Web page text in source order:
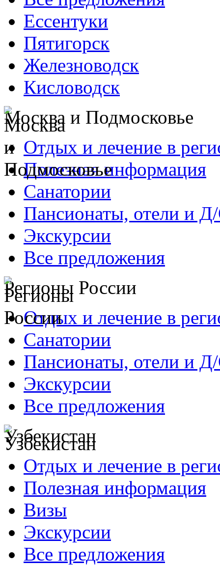
Ессентуки
Пятигорск
Железноводск
Кисловодск
Москва и Подмосковье
Отдых и лечение в
Полезная информация
Санатории
Пансионаты, отели и
Экскурсии
Все предложения
Регионы России
Отдых и лечение в
Санатории
Пансионаты, отели и
Экскурсии
Все предложения
Узбекистан
Отдых и лечение в
Полезная информация
Визы
Экскурсии
Все предложения